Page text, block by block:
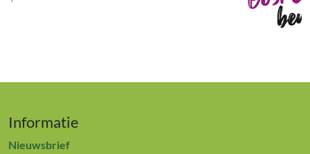
Informatie
Nieuwsbrief